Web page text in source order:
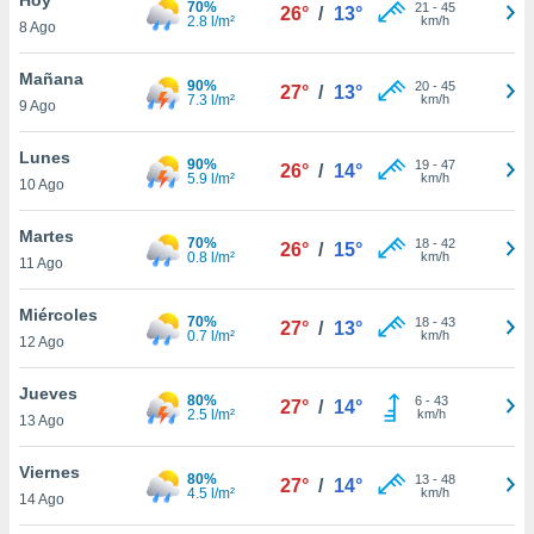
en
más
nuestra
de
cookies
aceptar
8 Ago
70%
2.8 l/m²
26° / 13° 21 - 45
km/h
Mañana
9 Ago
90%
7.3 l/m²
27° / 13° 20- 45
km/h
Lunes
10 Ago
90%
5.9 l/m²
26° / 14° 19- 47
km/h
Martes
11 Ago
70%
0.8 l/m²
26° / 15° 18- 42
km/h
Miércoles
12 Ago
70%
0.7 l/m²
27° / 13° 18- 43
km/h
Jueves
13 Ago
80%
2.5 l/m²
27° / 14° 6- 43
km/h
Viernes
14 Ago
80%
4.5 l/m²
27° / 14° 13- 48
km/h